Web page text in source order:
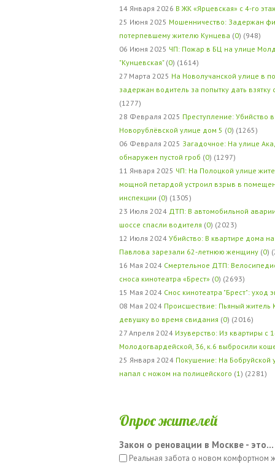
14 Января 2026 В ЖК «Ярцевская» с 4-го
25 Июня 2025 Мошенничество: Задержан
потерпевшему жителю Кунцева (0) (948)
06 Июня 2025 ЧП: Пожар в БЦ на улице
"Кунцевская" (0) (1614)
27 Марта 2025 На Новолучанской улице в
задержан водитель за попытку дать
(1277)
28 Февраля 2025 Преступление: Убийство
Новорублёвской улице дом 5 (0) (1265)
06 Февраля 2025 Загадочное: На улице
обнаружен пустой гроб (0) (1297)
11 Января 2025 ЧП: На Полоцкой улице
мощной петардой устроил взрыв в
инспекции (0) (1305)
23 Июля 2024 ДТП: В автомобильной
шоссе спасли водителя (0) (2023)
12 Июля 2024 Убийство: В квартире дома
Павлова зарезали 62-летнюю женщину (0)
16 Мая 2024 Смертельное ДТП:
сноса кинотеатра «Брест» (0) (2693)
15 Мая 2024 Снос кинотеатра "Брест": уход
08 Мая 2024 Происшествие: Пьяный житель
девушку во время свидания (0) (2016)
27 Апреля 2024 Изуверство: Из квартиры с
Молодогвардейской, 36, к.6 выбросили
25 Января 2024 Покушение: На Бобруйской
напал с ножом на полицейского (1 ) (2281)
Опрос жителей
Закон о реновации в Москве - это...
Реальная забота о новом комфортном